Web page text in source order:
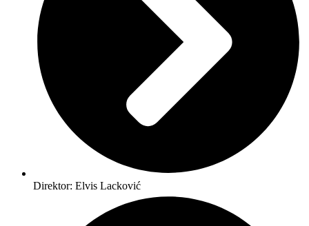
Direktor: Elvis Lacković